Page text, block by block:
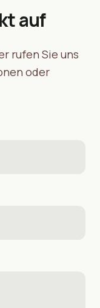
auf
rufen Sie uns
oder